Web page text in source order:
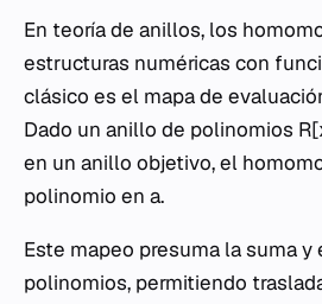
En teoría de anillos, los
estructuras numéricas con
clásico es el mapa de
Dado un anillo de polinomios
en un anillo objetivo, el
polinomio en a.
Este mapeo presuma la suma y
polinomios, permitiendo